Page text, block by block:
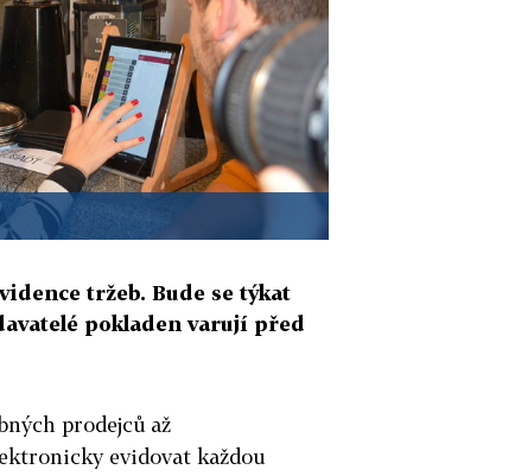
tržeb. Bude se týkat
pokladen varují před
prodejců až
evidovat každou